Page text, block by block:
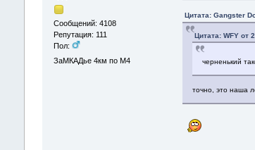
Сообщений: 4108
Репутация: 111
Пол:
ЗаМКАДье 4км по М4
Цитата: Gangster
Цитата: WFY от
черненький
точно, это наша